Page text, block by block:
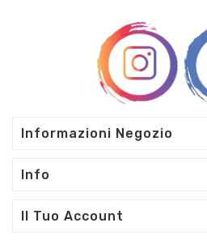
Informazioni Negozio
Info
Il Tuo Account